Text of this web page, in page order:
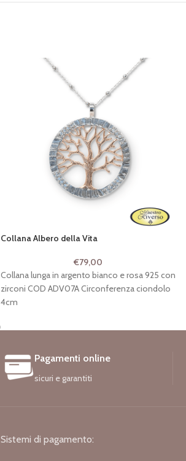
Collana Albero della Vita
€79,00
Collana lunga in argento bianco e rosa 925 con
zirconi COD ADV07A Circonferenza ciondolo
4cm
Pagamenti online
sicuri e garantiti
Sistemi di pagamento: